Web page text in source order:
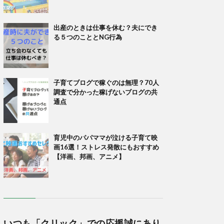
出産のときは仕事を休む？夫にでき
る５つのこととNG行為
子育てブログで稼ぐのは無理？70人
調査で分かった稼げないブログの共
通点
育児中のパパママが泣ける子育て映
画16選！ストレス発散にもおすすめ
【洋画、邦画、アニメ】